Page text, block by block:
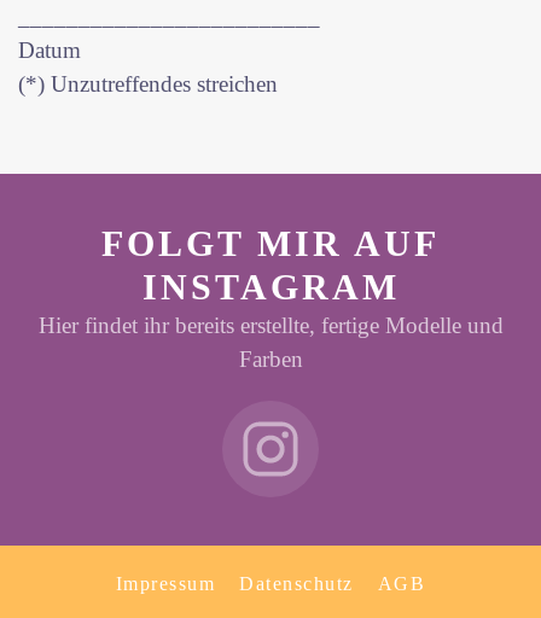
Datum
(*) Unzutreffendes streichen
FOLGT MIR AUF
INSTAGRAM
Hier findet ihr bereits erstellte, fertige Modelle und
Farben
Impressum Datenschutz AGB